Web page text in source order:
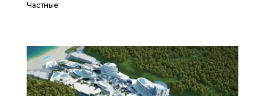
Частные